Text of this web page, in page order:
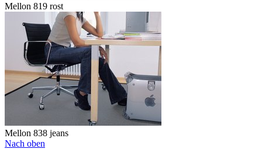
Mellon 819 rost
Mellon 838 jeans
Nach oben